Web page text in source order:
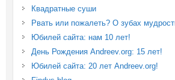
Квадратные суши
Рвать или пожалеть? О зубах
Юбилей сайта: нам 10 лет!
День Рождения Andreev.org: 15 лет!
Юбилей сайта: 20 лет Andreev.org!